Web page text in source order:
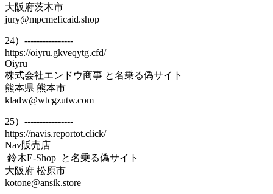
大阪府茨木市
jury@mpcmeficaid.shop
24）----------------
https://oiyru.gkveqytg.cfd/
Oiyru
株式会社エンドウ商事 と名乗る偽サイト
熊本県 熊本市
kladw@wtcgzutw.com
25）----------------
https://navis.reportot.click/
Nav販売店
鈴木E-Shop と名乗る偽サイト
大阪府 松原市
kotone@ansik.store